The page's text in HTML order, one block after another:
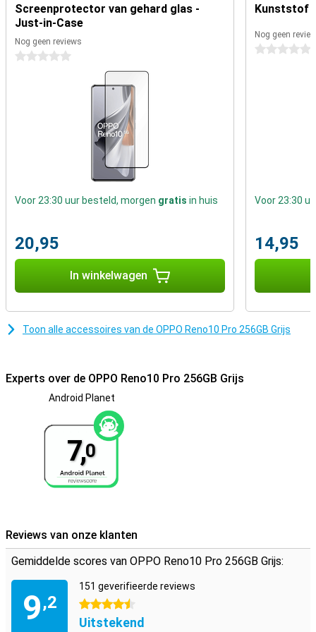
zoals het uitvoeren van pinbetalingen.
Deze smartphone is uitstekend voor gebruikers die geluidskwaliteit
belangrijk vinden. Het toestel heeft namelijk stereo speakers. Als je
de voorkeur geeft aan een vingerafdruksensor aan de voorkant,
maar wel zo'n mooi randloos scherm wilt, is de Oppo Reno 10 Pro
256GB Grijs iets voor jou. De scanner zit namelijk onder het scherm!
Screenprotector van gehard glas -
Just-in-Case
Nog geen reviews
0 sterren
Voor 23:30 uur besteld, morgen gratis in huis
20,95
In winkelwagen
Kunststof
Nog geen
0 sterren
Voor 23:30
14,95
Toon alle accessoires van de OPPO Reno10 Pro 256GB Grijs
Experts over de OPPO Reno10 Pro 256GB Grijs
Android Planet
7,0
Reviews van onze klanten
Gemiddelde scores van OPPO Reno10 Pro 256GB Grijs:
9,2
151 geverifieerde reviews
4.5 sterren
Uitstekend